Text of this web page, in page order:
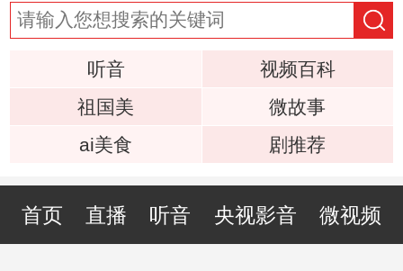
听音
视频百科
祖国美
微故事
ai美食
剧推荐
首页 直播 听音 央视影音 微视频